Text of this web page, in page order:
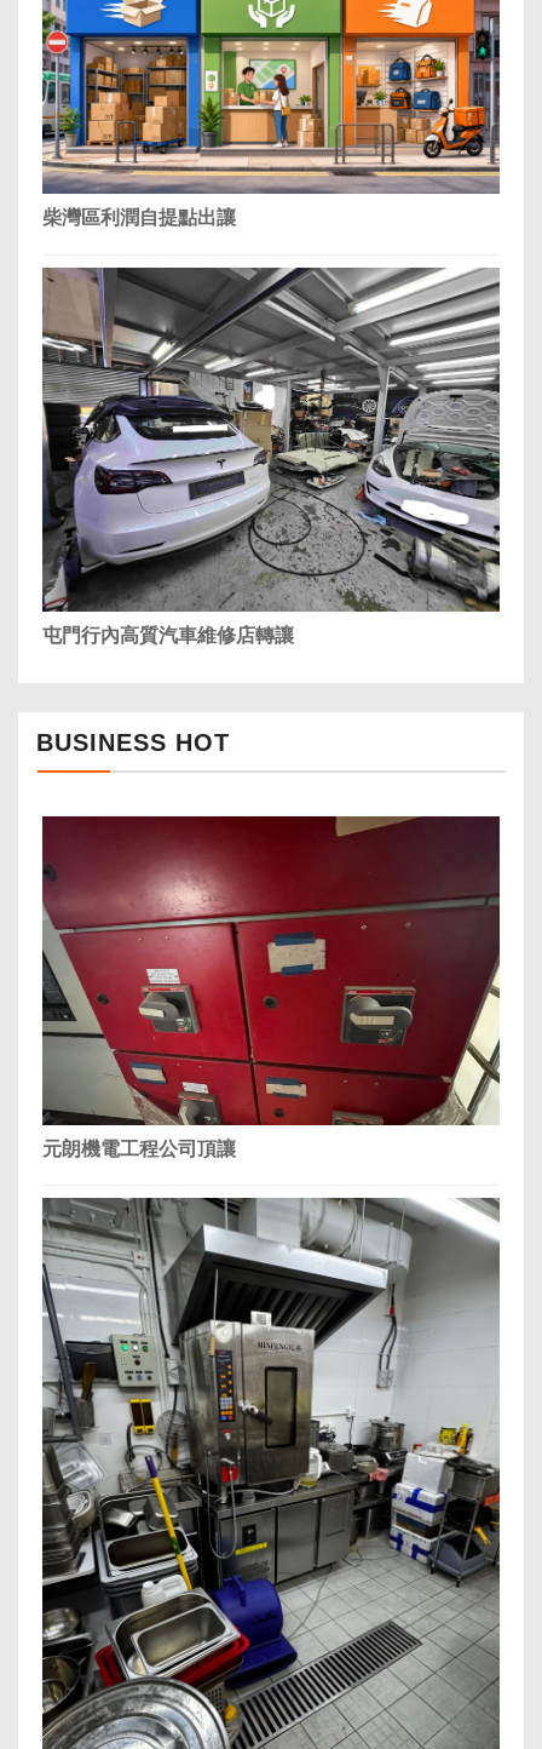
柴灣區利潤自提點出讓
屯門行內高質汽車維修店轉讓
BUSINESS HOT
元朗機電工程公司頂讓